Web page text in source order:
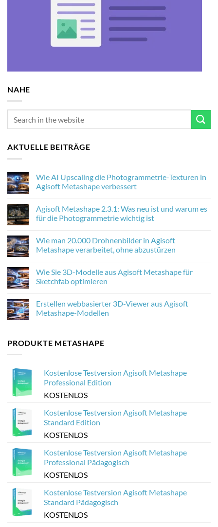
NAHE
AKTUELLE BEITRÄGE
Wie AI Upscaling die Photogrammetrie-Texturen in
Agisoft Metashape verbessert
on
Wie
AI
Photogrammetrie-
Texturen
in
verbessert
Agisoft Metashape 2.3.1: Was neu ist und warum es
für die Photogrammetrie wichtig ist
on
Agisoft
Metashape
neu
ist
und
für
die
Photogrammetrie
Wie man 20.000 Drohnenbilder in Agisoft
Metashape verarbeitet, ohne abzustürzen
on
Wie
man
in
Agisoft
Metashape
Wie Sie 3D-Modelle aus Agisoft Metashape für
Sketchfab optimieren
on
Wie
Sie
Agisoft
Metashape
Erstellen webbasierter 3D-Viewer aus Agisoft
Metashape-Modellen
Erstellen
webbasierter
Agisoft
Metashape-
Modellen
PRODUKTE METASHAPE
Kostenlose Testversion Agisoft Metashape
Professional Edition
KOSTENLOS
Kostenlose Testversion Agisoft Metashape
Standard Edition
KOSTENLOS
Kostenlose Testversion Agisoft Metashape
Professional Pädagogisch
KOSTENLOS
Kostenlose Testversion Agisoft Metashape
Standard Pädagogisch
KOSTENLOS